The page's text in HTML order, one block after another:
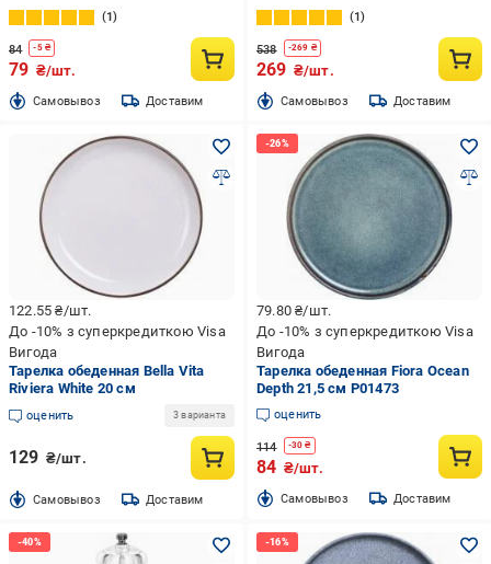
1
84 -5₴
79 ₴/шт.
Cамовывоз Доставим
1
538 -269 ₴
269 ₴/шт.
Cамовывоз Доставим
122.55₴/шт.
До -10% з суперкредиткою Visa
Вигода
Тарелка обеденная Bella Vita
Riviera White 20 см
оценить 3 варианта
129 ₴/шт.
Cамовывоз Доставим
79.80₴/шт.
До -10% з суперкредиткою Visa
Вигода
Тарелка обеденная Fiora Ocean
Depth 21,5 см P01473
оценить
114 -30 ₴
84 ₴/шт.
Cамовывоз Доставим